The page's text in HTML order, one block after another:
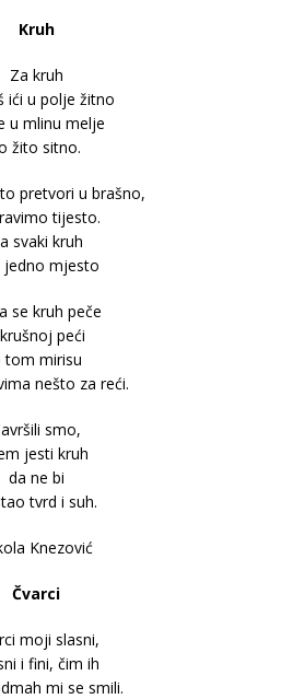
Kruh
Za kruh
ići u polje žitno
u mlinu melje
žito sitno.
pretvori u brašno,
tijesto.
svaki kruh
jedno mjesto
se kruh peče
peći
tom mirisu
nešto za reći.
smo,
jesti kruh
da ne bi
tvrd i suh.
Knezović
Čvarci
moji slasni,
i fini, čim ih
mi se smili.